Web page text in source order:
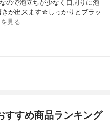
ので泡立ちが少なく口周りに泡
が出来ます☆しっかりとブラッ
見る
すすめ商品ランキング